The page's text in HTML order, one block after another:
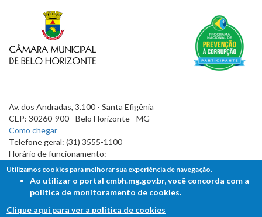
Av. dos Andradas, 3.100 - Santa Efigênia
CEP: 30260-900 - Belo Horizonte - MG
Como chegar
Telefone geral: (31) 3555-1100
Horário de funcionamento:
7h às 19h
Utilizamos cookies para melhorar sua experiência de navegação.
Ao utilizar o portal cmbh.mg.gov.br, você concorda com a
política de monitoramento de cookies.
Clique aqui para ver a política de cookies